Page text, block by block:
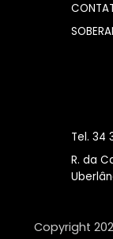
Tel. 34
R. da
Copyright